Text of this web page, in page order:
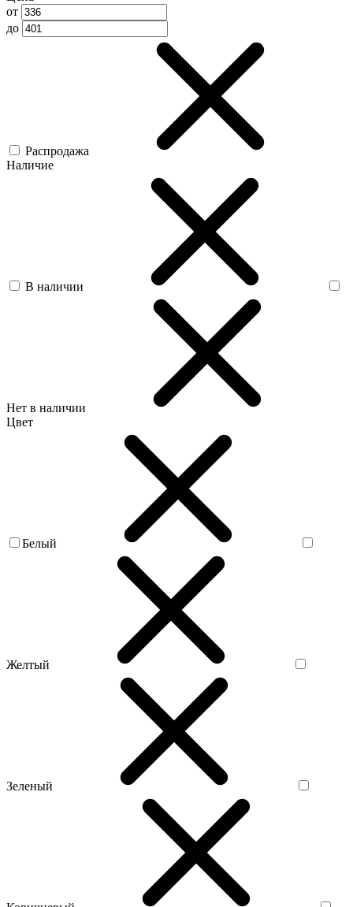
от
до
Распродажа
Наличие
В наличии
Нет в наличии
Цвет
Белый
Желтый
Зеленый